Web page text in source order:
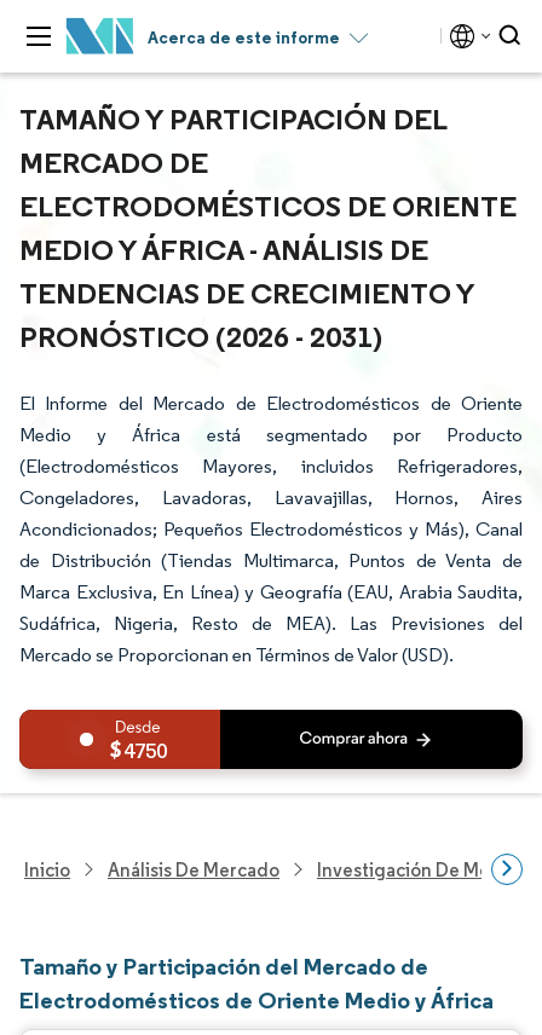
Acerca de este informe
TAMAÑO Y PARTICIPACIÓN DEL
MERCADO DE
ELECTRODOMÉSTICOS DE ORIENTE
MEDIO Y ÁFRICA - ANÁLISIS DE
TENDENCIAS DE CRECIMIENTO Y
PRONÓSTICO (2026 - 2031)
El Informe del Mercado de Electrodomésticos de Oriente
Medio y África está segmentado por Producto
(Electrodomésticos Mayores, incluidos Refrigeradores,
Congeladores, Lavadoras, Lavavajillas, Hornos, Aires
Acondicionados; Pequeños Electrodomésticos y Más), Canal
de Distribución (Tiendas Multimarca, Puntos de Venta de
Marca Exclusiva, En Línea) y Geografía (EAU, Arabia Saudita,
Sudáfrica, Nigeria, Resto de MEA). Las Previsiones del
Mercado se Proporcionan en Términos de Valor (USD).
4750
Inicio Análisis De Mercado Investigación De Mejoras
Tamaño y Participación del Mercado de
Electrodomésticos de Oriente Medio y África